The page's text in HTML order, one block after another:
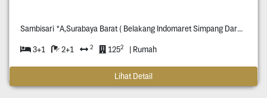
Sambisari *A,Surabaya Barat ( Belakang Indomaret Simpang Darmo Permai )
3+1 2+1 2 1252 | Rumah
Lihat Detail